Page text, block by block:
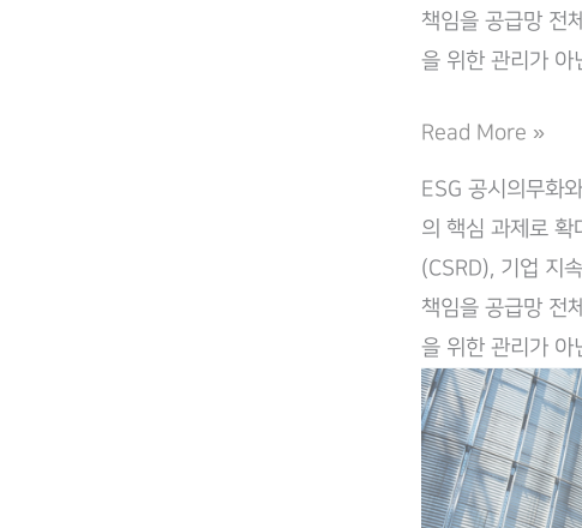
(Complilaw)
책임을 공급망 전
을 위한 관리가 아
NZaaS,
기
반
ESG-
컴
Read More »
ESG 공시의무화
의 핵심 과제로 확
(CSRD), 기업 지
책임을 공급망 전
을 위한 관리가 아